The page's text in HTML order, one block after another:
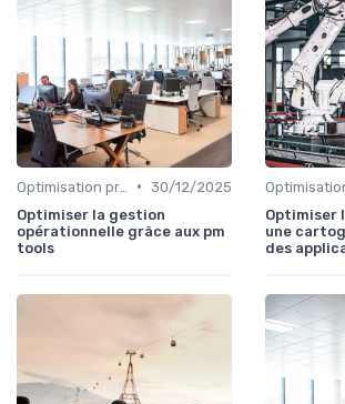
• 30/12/2025
Optimiser la gestion
opérationnelle grâce aux pm
tools
Optimiser
une
des